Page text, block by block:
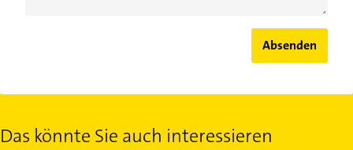
Absenden
Das könnte Sie auch interessieren